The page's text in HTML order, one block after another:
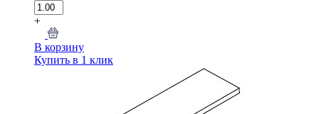
+
В корзину
Купить в 1 клик